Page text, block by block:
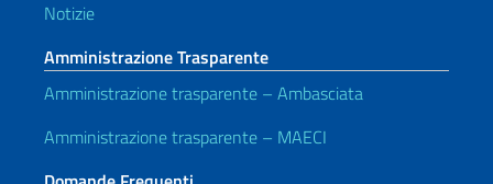
Notizie
Amministrazione Trasparente
Amministrazione trasparente – Ambasciata
Amministrazione trasparente – MAECI